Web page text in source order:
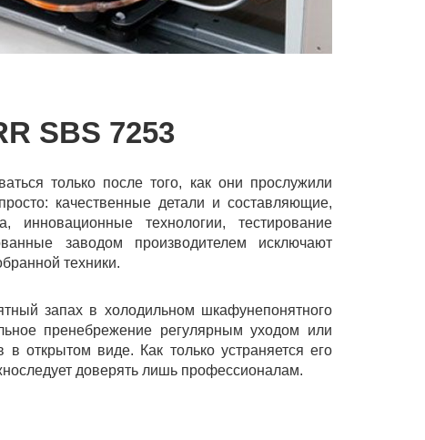
SBS 7253
только после того, как они прослужили
качественные детали и составляющие,
инновационные технологии, тестирование
заводом производителем исключают
техники.
запах в холодильном шкафунепонятного
пренебрежение регулярным уходом или
открытом виде. Как только устраняется его
доверять лишь профессионалам.